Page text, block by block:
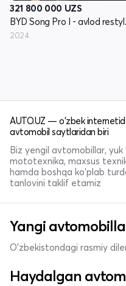
321 800 000 UZS
2024
AUTO.UZ — o'zbek
avtomobil saytlaridan biri
Biz yengil avtomobillar,
mototexnika, maxsus
hamda boshqa ko'plab
tanlovini taklif etamiz
Yangi
O'zbekistondagi rasmiy
Haydalgan